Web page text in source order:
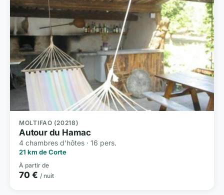
MOLTIFAO (20218)
Autour du Hamac
4 chambres d'hôtes · 16 pers.
21 km de Corte
À partir de
70 € / nuit